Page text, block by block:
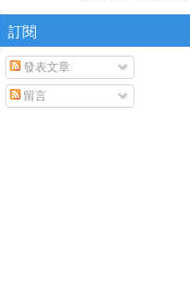
訂閱
發表文章
留言